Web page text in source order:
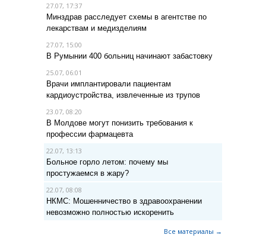
27.07, 17:37
Минздрав расследует схемы в агентстве по
лекарствам и медизделиям
27.07, 15:00
В Румынии 400 больниц начинают забастовку
25.07, 06:01
Врачи имплантировали пациентам
кардиоустройства, извлеченные из трупов
23.07, 08:20
В Молдове могут понизить требования к
профессии фармацевта
22.07, 13:13
Больное горло летом: почему мы
простужаемся в жару?
22.07, 08:08
НКМС: Мошенничество в здравоохранении
невозможно полностью искоренить
Все материалы →